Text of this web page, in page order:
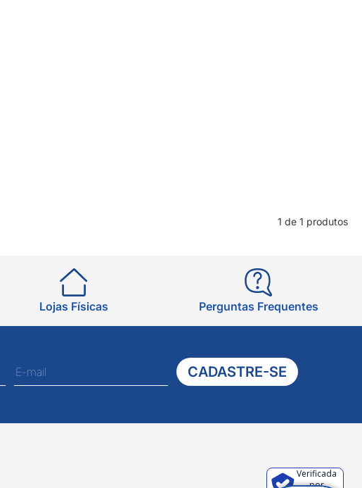
1 de 1 produtos
Lojas Físicas Perguntas Frequentes
CADASTRE-SE
Verificada
por